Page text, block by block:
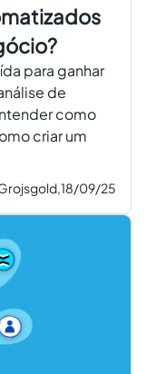
para ganhar
de
como
criar um
18/09/25